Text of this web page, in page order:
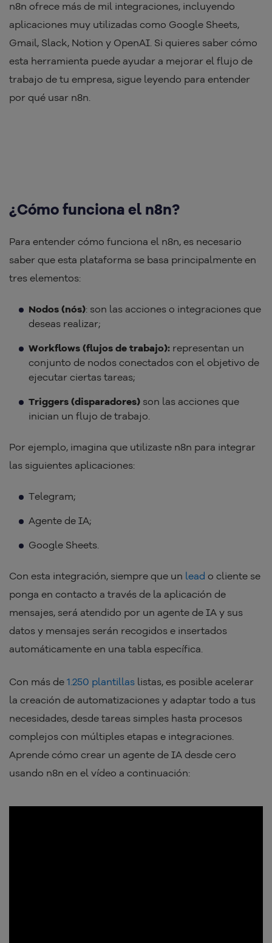
n8n ofrece más de mil integraciones, incluyendo
aplicaciones muy utilizadas como Google Sheets,
Gmail, Slack, Notion y OpenAI. Si quieres saber cómo
esta herramienta puede ayudar a mejorar el flujo de
trabajo de tu empresa, sigue leyendo para entender
por qué usar n8n.
¿Cómo funciona el n8n?
Para entender cómo funciona el n8n, es necesario
saber que esta plataforma se basa principalmente en
tres elementos:
Nodos (nós): son las acciones o integraciones que
deseas realizar;
Workflows (flujos de trabajo): representan un
conjunto de nodos conectados con el objetivo de
ejecutar ciertas tareas;
Triggers (disparadores) son las acciones que
inician un flujo de trabajo.
Por ejemplo, imagina que utilizaste n8n para integrar
las siguientes aplicaciones:
Telegram;
Agente de IA;
Google Sheets.
Con esta integración, siempre que un lead o cliente se
ponga en contacto a través de la aplicación de
mensajes, será atendido por un agente de IA y sus
datos y mensajes serán recogidos e insertados
automáticamente en una tabla específica.
Con más de 1.250 plantillas listas, es posible acelerar
la creación de automatizaciones y adaptar todo a tus
necesidades, desde tareas simples hasta procesos
complejos con múltiples etapas e integraciones.
Aprende cómo crear un agente de IA desde cero
usando n8n en el vídeo a continuación: